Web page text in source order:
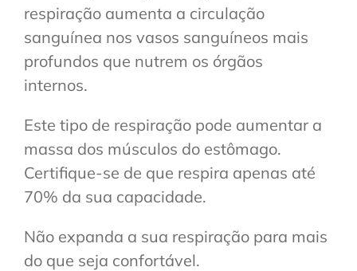
respiração aumenta a circulação
sanguínea nos vasos sanguíneos mais
profundos que nutrem os órgãos
internos.
Este tipo de respiração pode aumentar a
massa dos músculos do estômago.
Certifique-se de que respira apenas até
70% da sua capacidade.
Não expanda a sua respiração para mais
do que seja confortável.